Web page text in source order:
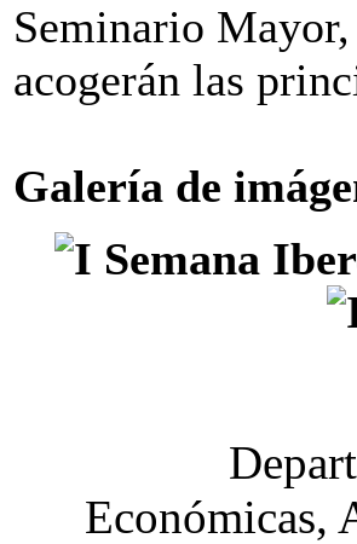
Seminario
acogerán las
Galería de
Económicas,